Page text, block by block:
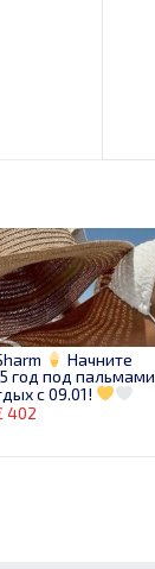
Начните
год под пальмами
с 09.01!
402